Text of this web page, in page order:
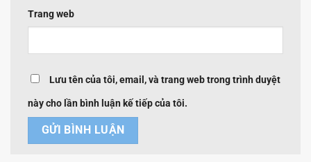
Trang web
Lưu tên của tôi, email, và trang web trong trình duyệt
này cho lần bình luận kế tiếp của tôi.